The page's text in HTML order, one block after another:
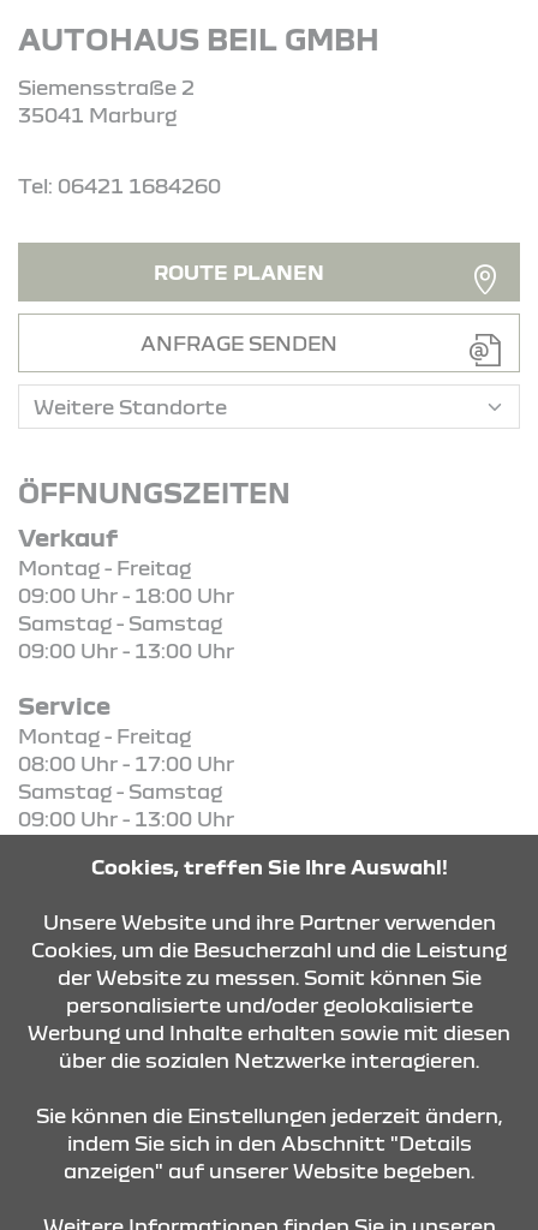
AUTOHAUS BEIL GMBH
Siemensstraße 2
35041 Marburg
Tel: 06421 1684260
ROUTE PLANEN
ANFRAGE SENDEN
ÖFFNUNGSZEITEN
Verkauf
Montag - Freitag
09:00 Uhr - 18:00 Uhr
Samstag - Samstag
09:00 Uhr - 13:00 Uhr
Service
Montag - Freitag
08:00 Uhr - 17:00 Uhr
Samstag - Samstag
09:00 Uhr - 13:00 Uhr
ÖFFNUNGSZEITEN
Cookies, treffen Sie Ihre Auswahl!
Unsere Website und ihre Partner verwenden
Cookies, um die Besucherzahl und die Leistung
der Website zu messen. Somit können Sie
personalisierte und/oder geolokalisierte
Werbung und Inhalte erhalten sowie mit diesen
über die sozialen Netzwerke interagieren.
Sie können die Einstellungen jederzeit ändern,
indem Sie sich in den Abschnitt "Details
anzeigen" auf unserer Website begeben.
Weitere Informationen finden Sie in unseren